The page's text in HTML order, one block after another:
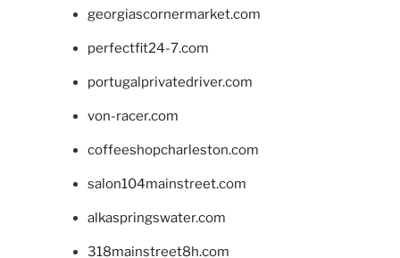
georgiascornermarket.com
perfectfit24-7.com
portugalprivatedriver.com
von-racer.com
coffeeshopcharleston.com
salon104mainstreet.com
alkaspringswater.com
318mainstreet8h.com